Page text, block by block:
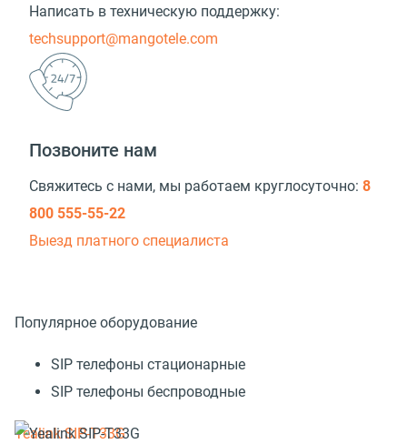
Написать в техническую поддержку:
techsupport@mangotele.com
Позвоните нам
Свяжитесь с нами, мы работаем круглосуточно: 8
800 555-55-22
Выезд платного специалиста
Популярное оборудование
SIP телефоны стационарные
SIP телефоны беспроводные
Yealink SIP-T33G